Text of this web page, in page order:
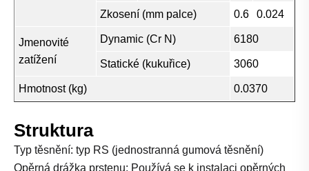
Zkosení (mm palce) 0.6 0.024
Jmenovité
zatížení
Dynamic (Cr N) 6180
Statické (kukuřice) 3060
Hmotnost (kg) 0.0370
Struktura
Typ těsnění: typ RS (jednostranná gumová těsnění)
Opěrná drážka prstenu: Používá se k instalaci opěrných